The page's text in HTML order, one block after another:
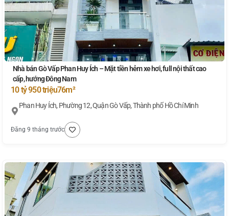
Nhà bán Gò Vấp Phan Huy Ích – Mặt tiền hẻm xe hơi, full nội thất cao
cấp, hướng Đông Nam
10 tỷ 950 triệu76m²
Phan Huy Ích, Phường 12, Quận Gò Vấp, Thành phố Hồ Chí Minh
Đăng 9 tháng trước